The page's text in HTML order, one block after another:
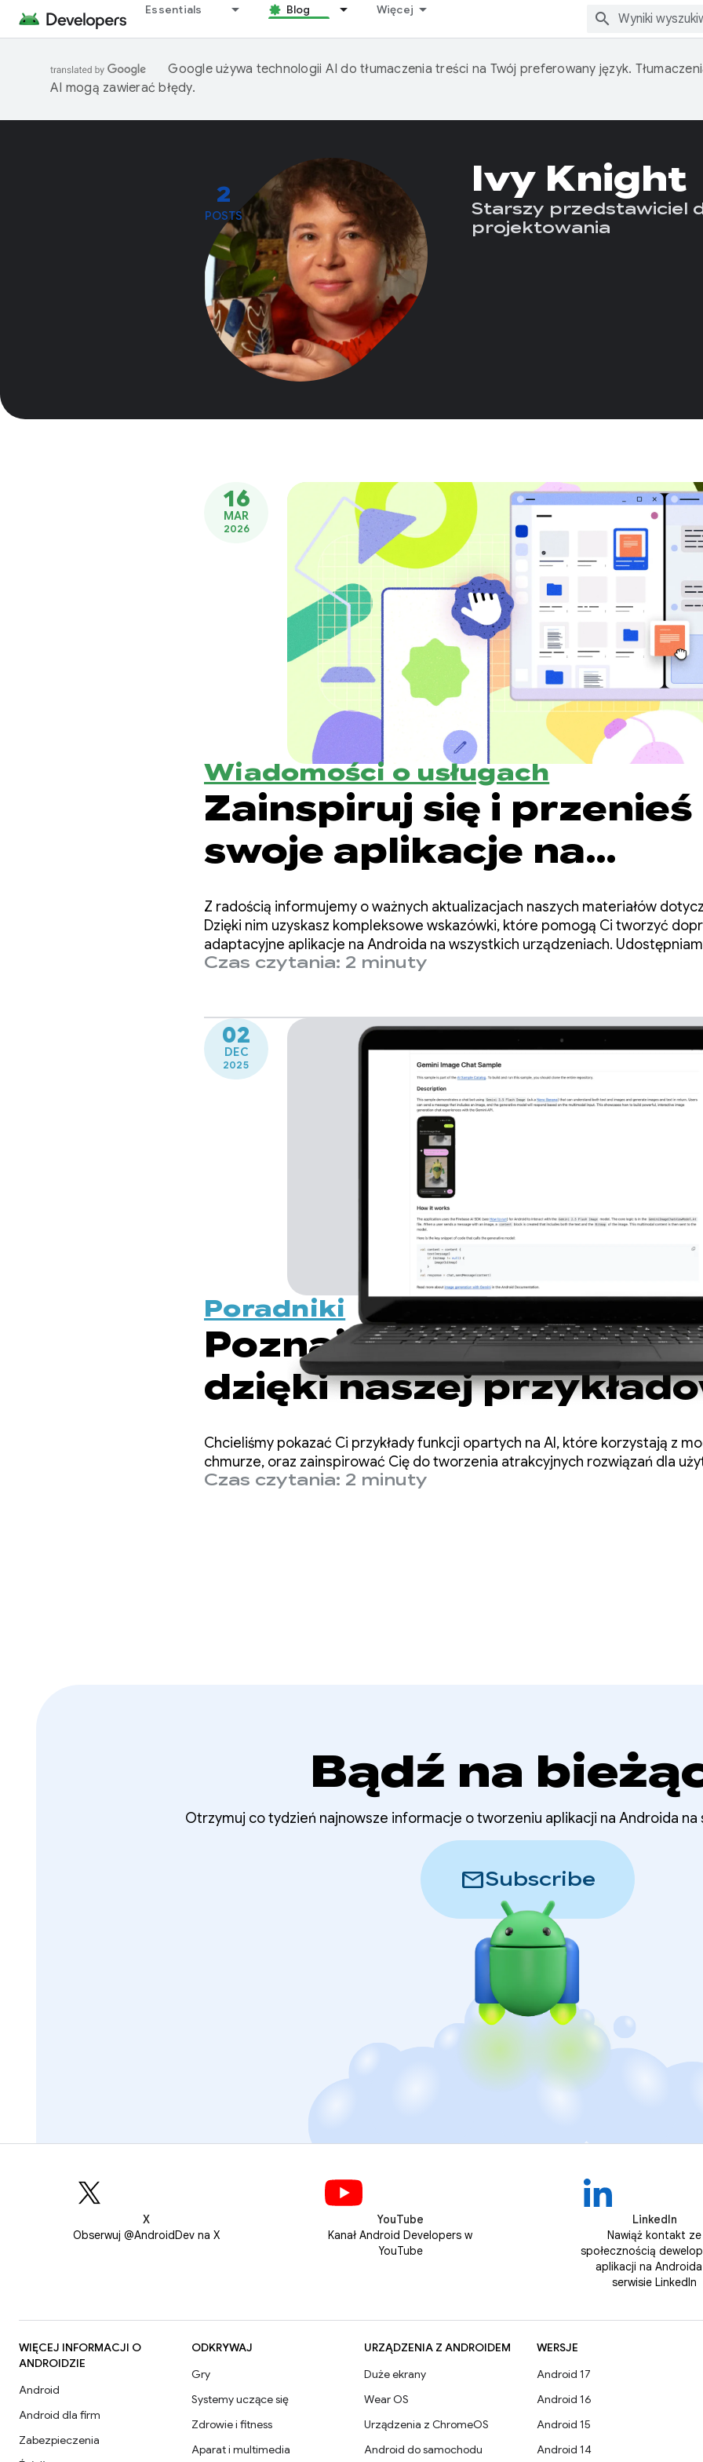
Essentials Blog Więcej
Google używa technologii AI do tłumaczenia treści na Twój preferowany język.
AI mogą zawierać błędy.
2
POSTS
Ivy Knight
Starszy przedstawiciel
projektowania
16
MAR
2026
Wiadomości o usługach
Zainspiruj się i przenieś
swoje aplikacje na
komputery
Z radością informujemy o ważnych aktualizacjach naszych materiałów
Dzięki nim uzyskasz kompleksowe wskazówki, które pomogą Ci tworzyć
adaptacyjne aplikacje na Androida na wszystkich urządzeniach.
dotyczące projektowania aplikacji na komputery oraz odświeżoną Galerię
Czas czytania: 2 minuty
02
DEC
2025
Poradniki
Poznaj AI na Androidzie
dzięki naszej
aplikacji katalogowej
Chcieliśmy pokazać Ci przykłady funkcji opartych na AI, które korzystają z
chmurze, oraz zainspirować Cię do tworzenia atrakcyjnych rozwiązań dla
Czas czytania: 2 minuty
Bądź na
Otrzymuj co tydzień najnowsze informacje o tworzeniu aplikacji na Androida na
mailSubscribe
X
Obserwuj @AndroidDev na X
YouTube
Kanał Android Developers w
YouTube
LinkedIn
Nawiąż kontakt ze
społecznością
aplikacji na
serwisie LinkedIn
WIĘCEJ INFORMACJI O
ANDROIDZIE
Android
Android dla firm
Zabezpieczenia
ODKRYWAJ
Gry
Systemy uczące się
Zdrowie i fitness
Aparat i multimedia
URZĄDZENIA Z ANDROIDEM
Duże ekrany
Wear OS
Urządzenia z ChromeOS
Android do samochodu
WERSJE
Android 17
Android 16
Android 15
Android 14